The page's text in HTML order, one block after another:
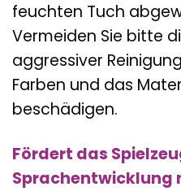
feuchten Tuch
Vermeiden Sie bitte
aggressiver
Farben und das
beschädigen.
Fördert das
Sprachentwicklung